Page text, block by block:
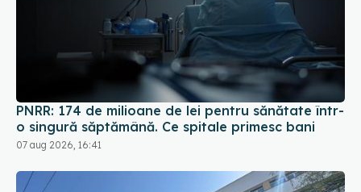
PNRR: 174 de milioane de lei pentru sănătate într-
o singură săptămână. Ce spitale primesc bani
07 aug 2026, 16:41